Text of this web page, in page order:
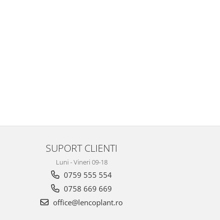
SUPORT CLIENTI
Luni - Vineri 09-18
0759 555 554
0758 669 669
office@lencoplant.ro